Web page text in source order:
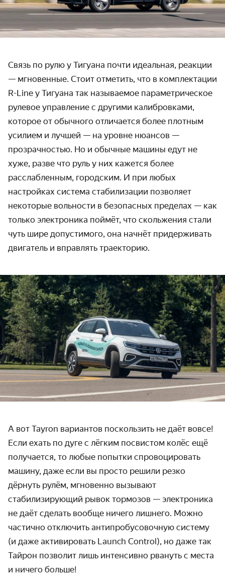
Связь по рулю у Тигуана почти идеальная, реакции
— мгновенные. Стоит отметить, что в комплектации
R-Line у Тигуана так называемое параметрическое
рулевое управление с другими калибровками,
которое от обычного отличается более плотным
усилием и лучшей — на уровне нюансов —
прозрачностью. Но и обычные машины едут не
хуже, разве что руль у них кажется более
расслабленным, городским. И при любых
настройках система стабилизации позволяет
некоторые вольности в безопасных пределах — как
только электроника поймёт, что скольжения стали
чуть шире допустимого, она начнёт придерживать
двигатель и вправлять траекторию.
А вот Tayron вариантов поскользить не даёт вовсе!
Если ехать по дуге с лёгким посвистом колёс ещё
получается, то любые попытки спровоцировать
машину, даже если вы просто решили резко
дёрнуть рулём, мгновенно вызывают
стабилизирующий рывок тормозов — электроника
не даёт сделать вообще ничего лишнего. Можно
частично отключить антипробусовочную систему
(и даже активировать Launch Control), но даже так
Тайрон позволит лишь интенсивно рвануть с места
и ничего больше!